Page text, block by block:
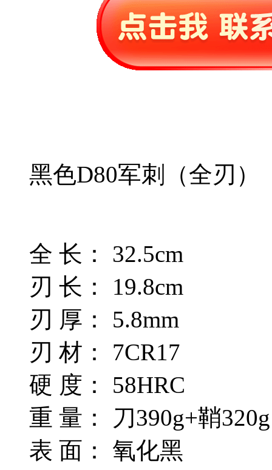
黑色D80军刺（全刃）
全 长： 32.5cm
刃 长： 19.8cm
刃 厚： 5.8mm
刃 材： 7CR17
硬 度： 58HRC
重 量： 刀390g+鞘320g
表 面： 氧化黑